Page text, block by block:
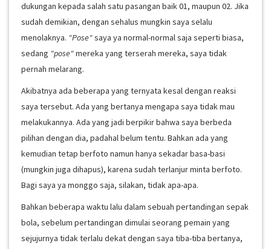
dukungan kepada salah satu pasangan baik 01, maupun 02. Jika
sudah demikian, dengan sehalus mungkin saya selalu
menolaknya. "Pose"saya ya normal-normal saja seperti biasa,
sedang "pose"mereka yang terserah mereka, saya tidak
pernah melarang.
Akibatnya ada beberapa yang ternyata kesal dengan reaksi
saya tersebut. Ada yang bertanya mengapa saya tidak mau
melakukannya. Ada yang jadi berpikir bahwa saya berbeda
pilihan dengan dia, padahal belum tentu. Bahkan ada yang
kemudian tetap berfoto namun hanya sekadar basa-basi
(mungkin juga dihapus), karena sudah terlanjur minta berfoto.
Bagi saya ya monggo saja, silakan, tidak apa-apa.
Bahkan beberapa waktu lalu dalam sebuah pertandingan sepak
bola, sebelum pertandingan dimulai seorang pemain yang
sejujurnya tidak terlalu dekat dengan saya tiba-tiba bertanya,